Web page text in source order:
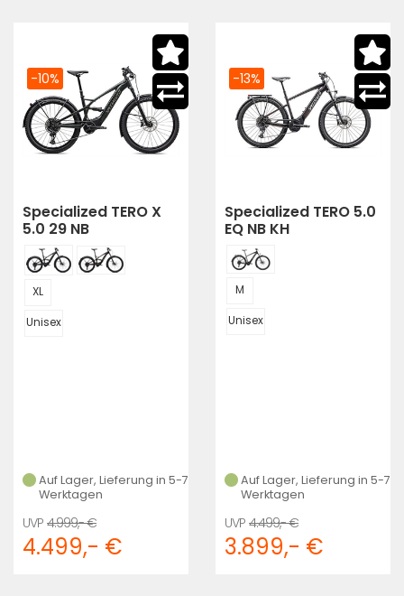
Specialized TERO X
5.0 29 NB
XL
Unisex
Auf Lager, Lieferung in 5-7
Werktagen
-10%
4.999,- €
4.499,- €
Specialized TERO 5.0
EQ NB KH
M
Unisex
Auf Lager, Lieferung in 5-7
Werktagen
-13%
4.499,- €
3.899,- €